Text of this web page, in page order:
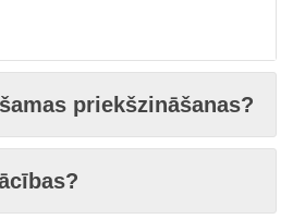
priekšzināšanas?